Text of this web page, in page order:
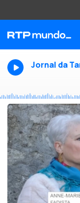
Jornal da